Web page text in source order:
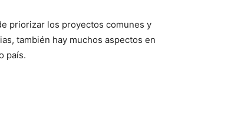
priorizar los proyectos comunes y
también hay muchos aspectos en
país.